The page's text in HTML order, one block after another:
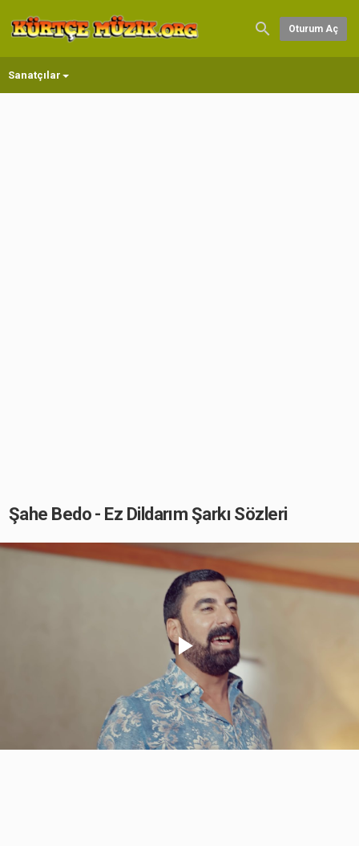
Oturum Aç
Sanatçılar
Şahe Bedo - Ez Dildarım Şarkı Sözleri
Play
Video